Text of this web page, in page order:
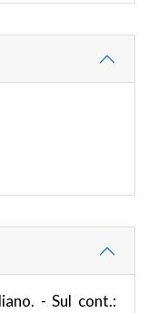
- Sul cont.: